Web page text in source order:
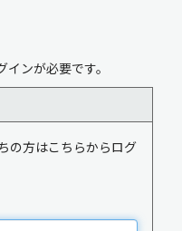
ンが必要です。
の方はこちらからログ